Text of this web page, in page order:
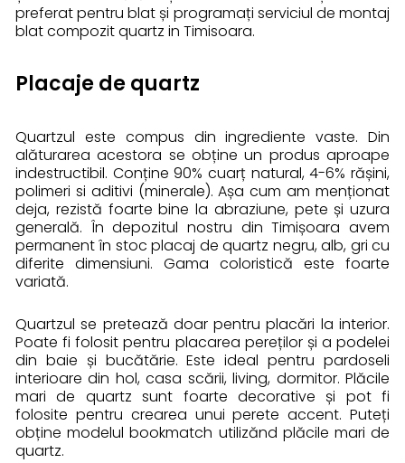
preferat pentru blat și programați serviciul de montaj
blat compozit quartz in Timisoara.
Placaje de quartz
Quartzul este compus din ingrediente vaste. Din
alăturarea acestora se obține un produs aproape
indestructibil. Conține 90% cuarț natural, 4-6% rășini,
polimeri si aditivi (minerale). Așa cum am menționat
deja, rezistă foarte bine la abraziune, pete și uzura
generală. În depozitul nostru din Timișoara avem
permanent în stoc placaj de quartz negru, alb, gri cu
diferite dimensiuni. Gama coloristică este foarte
variată.
Quartzul se pretează doar pentru placări la interior.
Poate fi folosit pentru placarea pereților și a podelei
din baie și bucătărie. Este ideal pentru pardoseli
interioare din hol, casa scării, living, dormitor. Plăcile
mari de quartz sunt foarte decorative și pot fi
folosite pentru crearea unui perete accent. Puteți
obține modelul bookmatch utilizănd plăcile mari de
quartz.